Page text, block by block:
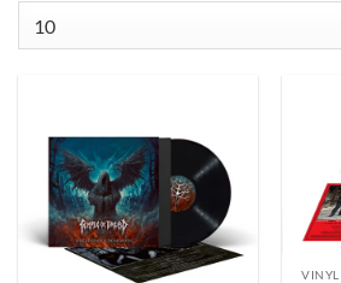
VINYL